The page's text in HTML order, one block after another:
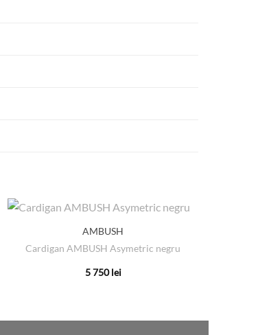
AMBUSH
Cardigan AMBUSH Asymetric negru
5 750lei